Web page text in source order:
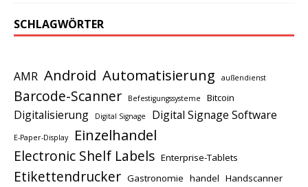
SCHLAGWÖRTER
AMR Android Automatisierung außendienst
Barcode-Scanner Befestigungssysteme Bitcoin
Digitalisierung Digital Signage Digital Signage Software
E-Paper-Display Einzelhandel
Electronic Shelf Labels Enterprise-Tablets
Etikettendrucker Gastronomie handel Handscanner